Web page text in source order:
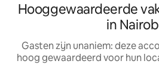
Hooggewaardeerde
in
Gasten zijn unaniem: deze
hoog gewaardeerd voor hun